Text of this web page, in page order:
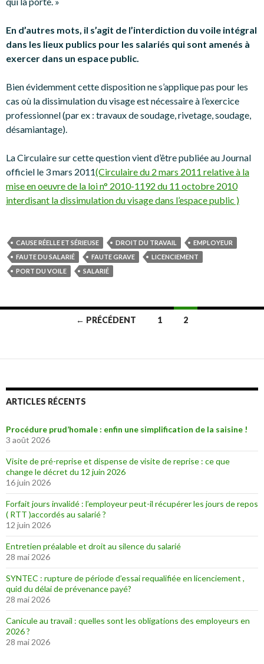
En d’autres mots, il s’agit de l’interdiction du voile intégral
dans les lieux publics pour les salariés qui sont amenés à
exercer dans un espace public.
Bien évidemment cette disposition ne s’applique pas pour les
cas où la dissimulation du visage est nécessaire à l’exercice
professionnel (par ex : travaux de soudage, rivetage, soudage,
désamiantage).
La Circulaire sur cette question vient d’être publiée au Journal
officiel le 3 mars 2011(Circulaire du 2 mars 2011 relative à la
mise en oeuvre de la loi n° 2010-1192 du 11 octobre 2010
interdisant la dissimulation du visage dans l’espace public )
CAUSE RÉELLE ET SÉRIEUSE DROIT DU TRAVAIL
EMPLOYEUR
FAUTE DU SALARIÉ
FAUTE GRAVE
LICENCIEMENT
PORT DU VOILE
SALARIÉ
articles
← PRÉCÉDENT 1 2
ARTICLES RÉCENTS
Procédure prud’homale : enfin une simplification de la saisine !
3 août 2026
Visite de pré-reprise et dispense de visite de reprise : ce que
change le décret du 12 juin 2026
16 juin 2026
Forfait jours invalidé : l’employeur peut-il récupérer les jours de repos
( RTT )accordés au salarié ?
12 juin 2026
Entretien préalable et droit au silence du salarié
28 mai 2026
SYNTEC : rupture de période d’essai requalifiée en licenciement ,
quid du délai de prévenance payé?
28 mai 2026
Canicule au travail : quelles sont les obligations des employeurs en
2026 ?
28 mai 2026